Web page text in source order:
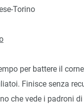
Torino
per battere il
Finisce senza
che vede i padroni